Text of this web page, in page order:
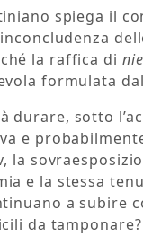
spiega il
la raffica di
formulata
durare, sotto
e
la
e la stessa
a subire
da tamponare?